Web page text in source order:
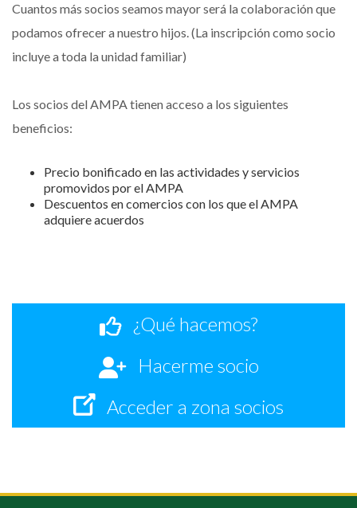
Cuantos más socios seamos mayor será la colaboración que
podamos ofrecer a nuestro hijos. (La inscripción como socio
incluye a toda la unidad familiar)
Los socios del AMPA tienen acceso a los siguientes
beneficios:
Precio bonificado en las actividades y servicios
promovidos por el AMPA
Descuentos en comercios con los que el AMPA
adquiere acuerdos
¿Qué hacemos?
Hacerme socio
Acceder a zona socios